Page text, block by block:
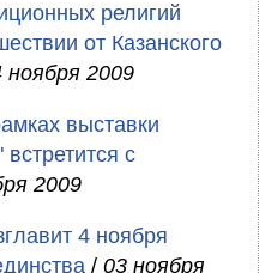
религий
от Казанского
ноября 2009
выставки
с
2009
4 ноября
/ 03 ноября